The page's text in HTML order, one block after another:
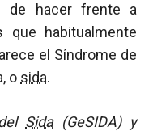
de hacer frente a
que habitualmente
el Síndrome de
o sida.
Sida(GeSIDA) y